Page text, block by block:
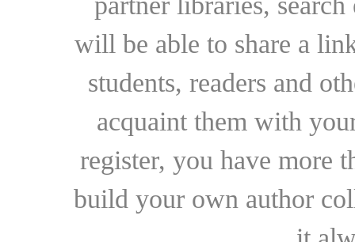
will be able to share a
students, readers and
acquaint them with
register, you have more
build your own author